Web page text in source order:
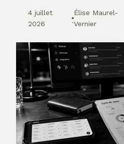
4 juillet
2026
·
Élise Maurel-
Vernier